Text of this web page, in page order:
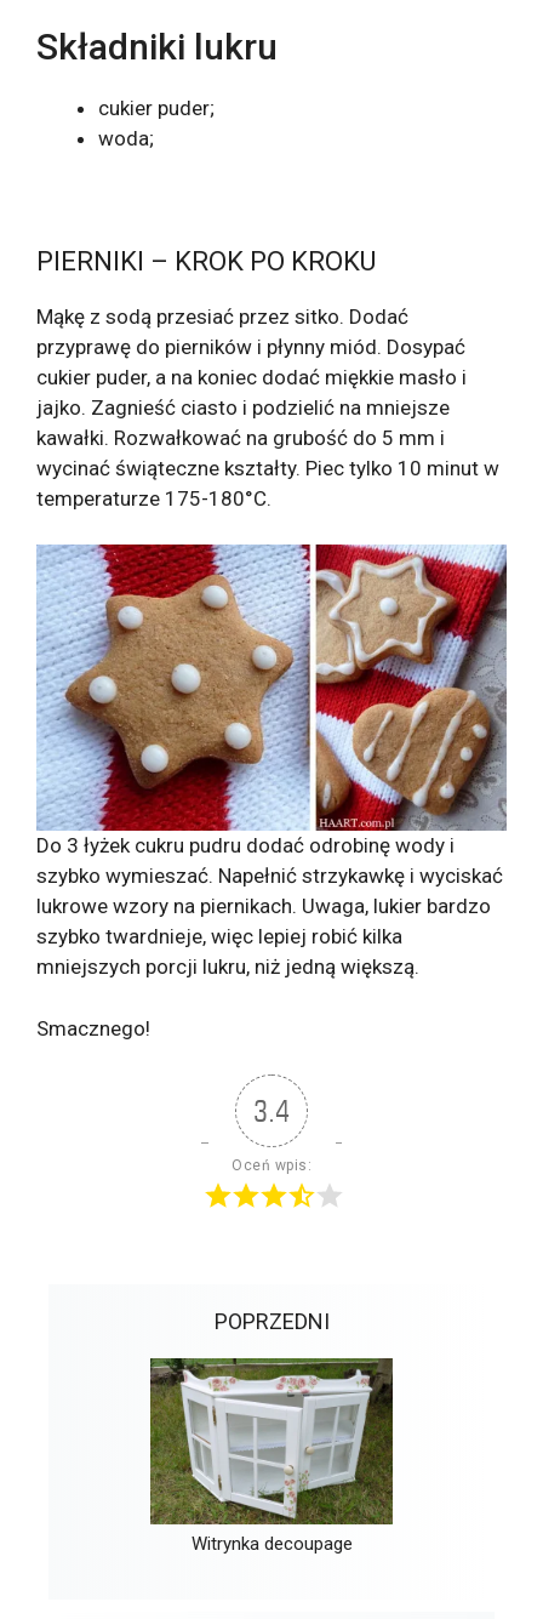
Składniki lukru
cukier puder;
woda;
PIERNIKI – KROK PO KROKU
Mąkę z sodą przesiać przez sitko. Dodać
przyprawę do pierników i płynny miód. Dosypać
cukier puder, a na koniec dodać miękkie masło i
jajko. Zagnieść ciasto i podzielić na mniejsze
kawałki. Rozwałkować na grubość do 5 mm i
wycinać świąteczne kształty. Piec tylko 10 minut w
temperaturze 175-180°C.
Do 3 łyżek cukru pudru dodać odrobinę wody i
szybko wymieszać. Napełnić strzykawkę i wyciskać
lukrowe wzory na piernikach. Uwaga, lukier bardzo
szybko twardnieje, więc lepiej robić kilka
mniejszych porcji lukru, niż jedną większą.
Smacznego!
3.4
Oceń wpis:
POPRZEDNI
Witrynka decoupage